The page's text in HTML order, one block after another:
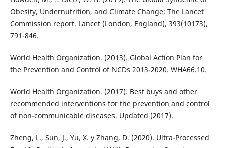
Obesity, Undernutrition, and Climate Change: The Lancet
Commission report. Lancet (London, England), 393(10173),
791-846.
World Health Organization. (2013). Global Action Plan for
the Prevention and Control of NCDs 2013-2020. WHA66.10.
World Health Organization. (2017). Best buys and other
recommended interventions for the prevention and control
of non-communicable diseases. Updated (2017).
Zheng, L., Sun, J., Yu, X. y Zhang, D. (2020). Ultra-Processed